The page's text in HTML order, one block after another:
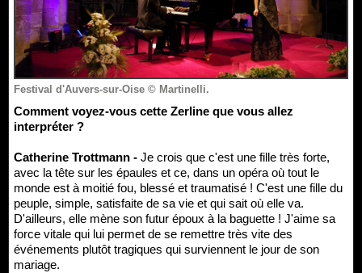
Festival d'Auvers-sur-Oise © Martinelli.
Comment voyez-vous cette Zerline que vous allez
interpréter ?
Catherine Trottmann - Je crois que c'est une fille très forte,
avec la tête sur les épaules et ce, dans un opéra où tout le
monde est à moitié fou, blessé et traumatisé ! C'est une fille du
peuple, simple, satisfaite de sa vie et qui sait où elle va.
D'ailleurs, elle mène son futur époux à la baguette ! J'aime sa
force vitale qui lui permet de se remettre très vite des
événements plutôt tragiques qui surviennent le jour de son
mariage.